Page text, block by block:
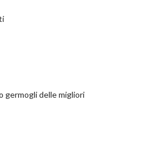
germogli delle migliori